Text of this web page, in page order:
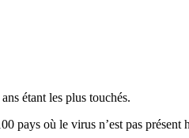
étant les plus touchés.
pays où le virus n’est pas présent